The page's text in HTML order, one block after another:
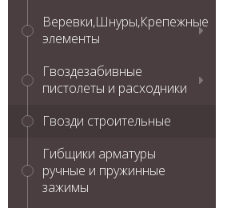
Веревки,Шнуры,Крепежные
элементы
Гвоздезабивные
пистолеты и расходники
Гвозди строительные
Гибщики арматуры
ручные и пружинные
зажимы